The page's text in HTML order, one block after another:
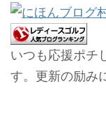
いつも応援ポチ
す。更新の励み